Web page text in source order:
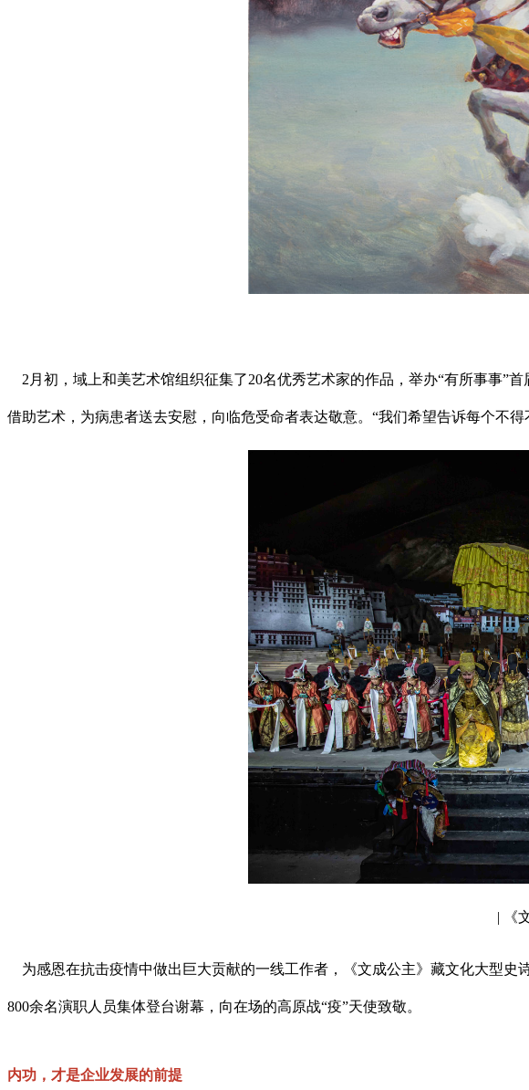
2月初，域上和美艺术馆组织征集了20名优秀艺术家的作品，举办“有所事事”
借助艺术，为病患者送去安慰，向临危受命者表达敬意。 “我们希望告诉每个不
| 《
为感恩在抗击疫情中做出巨大贡献的一线工作者，《文成公主》藏文化大型史
800余名演职人员集体登台谢幕，向在场的高原战“疫”天使致敬。
内功，才是企业发展的前提